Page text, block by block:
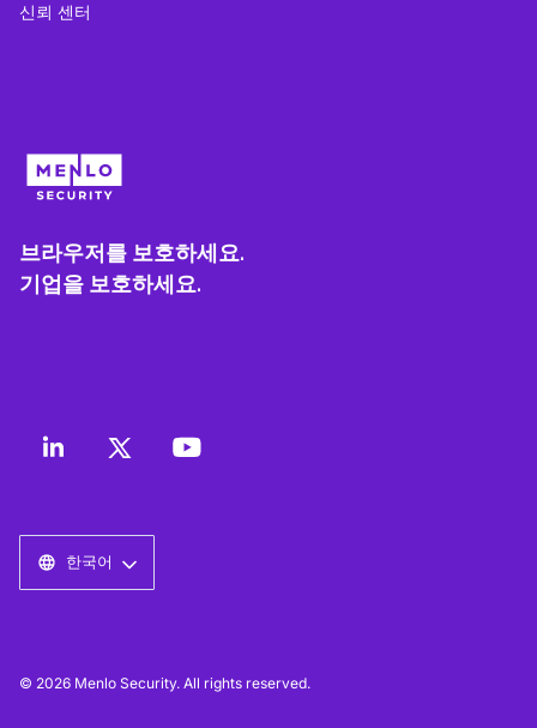
신뢰 센터
브라우저를 보호하세요.
기업을 보호하세요.
한국어
© 2026 Menlo Security. All rights reserved.